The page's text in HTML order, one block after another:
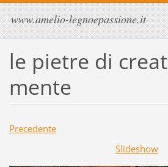
www.amelio-legnoepassione.it
le pietre di
mente
Precedente
Slideshow